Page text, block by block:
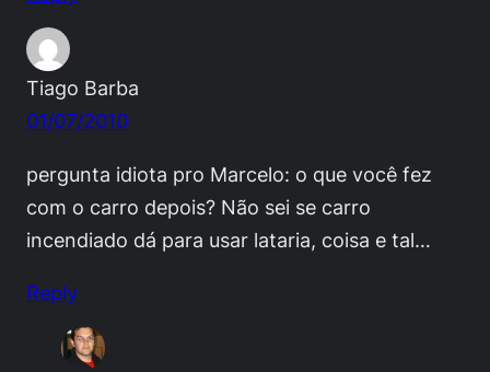
Tiago Barba
01/07/2010
pergunta idiota pro Marcelo: o que você fez
com o carro depois? Não sei se carro
incendiado dá para usar lataria, coisa e tal…
Reply